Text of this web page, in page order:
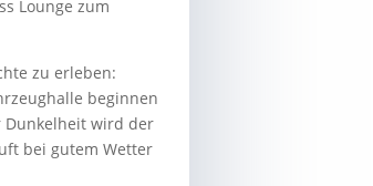
Lounge zum
zu erleben:
beginnen
Dunkelheit wird der
bei gutem Wetter